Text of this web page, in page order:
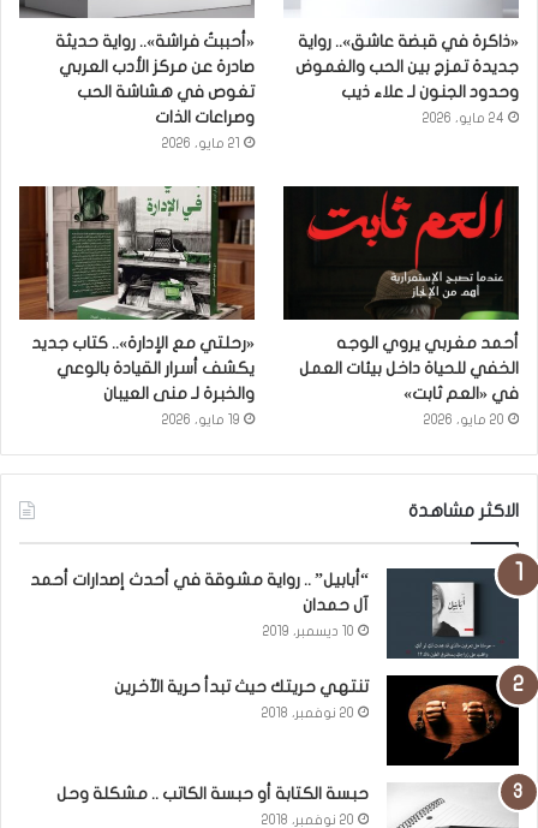
«ذاكرة في قبضة عاشق».. رواية
جديدة تمزج بين الحب والغموض
وحدود الجنون لـ علاء ذيب
24 مايو، 2026
«أحببتُ فراشة».. رواية حديثة
صادرة عن مركز الأدب العربي
تغوص في هشاشة الحب
وصراعات الذات
21 مايو، 2026
أحمد مغربي يروي الوجه
الخفي للحياة داخل بيئات العمل
في «العم ثابت»
20 مايو، 2026
«رحلتي مع الإدارة».. كتاب جديد
يكشف أسرار القيادة بالوعي
والخبرة لـ منى العيبان
19 مايو، 2026
الاكثر مشاهدة
“أبابيل” .. رواية مشوقة في أحدث إصدارات أحمد
آل حمدان
10 ديسمبر، 2019
تنتهي حريتك حيث تبدأ حرية الآخرين
20 نوفمبر، 2018
حبسة الكتابة أو حبسة الكاتب .. مشكلة وحل
20 نوفمبر، 2018